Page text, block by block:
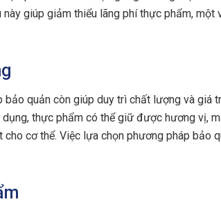
giúp giảm thiểu lãng phí thực phẩm, một
quản còn giúp duy trì chất lượng và giá
thực phẩm có thể giữ được hương vị,
cơ thể. Việc lựa chọn phương pháp bảo